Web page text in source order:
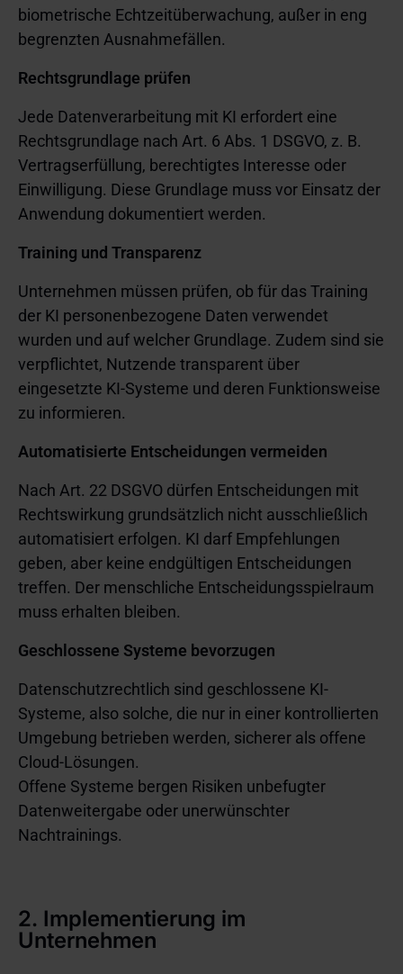
biometrische Echtzeitüberwachung, außer in eng
begrenzten Ausnahmefällen.
Rechtsgrundlage prüfen
Jede Datenverarbeitung mit KI erfordert eine
Rechtsgrundlage nach Art. 6 Abs. 1 DSGVO, z. B.
Vertragserfüllung, berechtigtes Interesse oder
Einwilligung. Diese Grundlage muss vor Einsatz der
Anwendung dokumentiert werden.
Training und Transparenz
Unternehmen müssen prüfen, ob für das Training
der KI personenbezogene Daten verwendet
wurden und auf welcher Grundlage. Zudem sind sie
verpflichtet, Nutzende transparent über
eingesetzte KI-Systeme und deren Funktionsweise
zu informieren.
Automatisierte Entscheidungen vermeiden
Nach Art. 22 DSGVO dürfen Entscheidungen mit
Rechtswirkung grundsätzlich nicht ausschließlich
automatisiert erfolgen. KI darf Empfehlungen
geben, aber keine endgültigen Entscheidungen
treffen. Der menschliche Entscheidungsspielraum
muss erhalten bleiben.
Geschlossene Systeme bevorzugen
Datenschutzrechtlich sind geschlossene KI-
Systeme, also solche, die nur in einer kontrollierten
Umgebung betrieben werden, sicherer als offene
Cloud-Lösungen.
Offene Systeme bergen Risiken unbefugter
Datenweitergabe oder unerwünschter
Nachtrainings.
2. Implementierung im
Unternehmen